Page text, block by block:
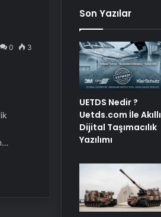
0 3
Son Yazılar
UETDS Nedir ?
Uetds.com İle Akıllı
Dijital Taşımacılık
Yazılımı